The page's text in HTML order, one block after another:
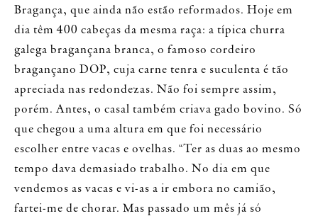
Bragança, que ainda não estão reformados. Hoje em
dia têm 400 cabeças da mesma raça: a típica churra
galega bragançana branca, o famoso cordeiro
bragançano DOP, cuja carne tenra e suculenta é tão
apreciada nas redondezas. Não foi sempre assim,
porém. Antes, o casal também criava gado bovino. Só
que chegou a uma altura em que foi necessário
escolher entre vacas e ovelhas. “Ter as duas ao mesmo
tempo dava demasiado trabalho. No dia em que
vendemos as vacas e vi-as a ir embora no camião,
fartei-me de chorar. Mas passado um mês já só